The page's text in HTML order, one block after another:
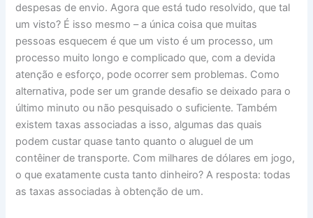
despesas de envio. Agora que está tudo resolvido, que tal
um visto? É isso mesmo – a única coisa que muitas
pessoas esquecem é que um visto é um processo, um
processo muito longo e complicado que, com a devida
atenção e esforço, pode ocorrer sem problemas. Como
alternativa, pode ser um grande desafio se deixado para o
último minuto ou não pesquisado o suficiente. Também
existem taxas associadas a isso, algumas das quais
podem custar quase tanto quanto o aluguel de um
contêiner de transporte. Com milhares de dólares em jogo,
o que exatamente custa tanto dinheiro? A resposta: todas
as taxas associadas à obtenção de um.